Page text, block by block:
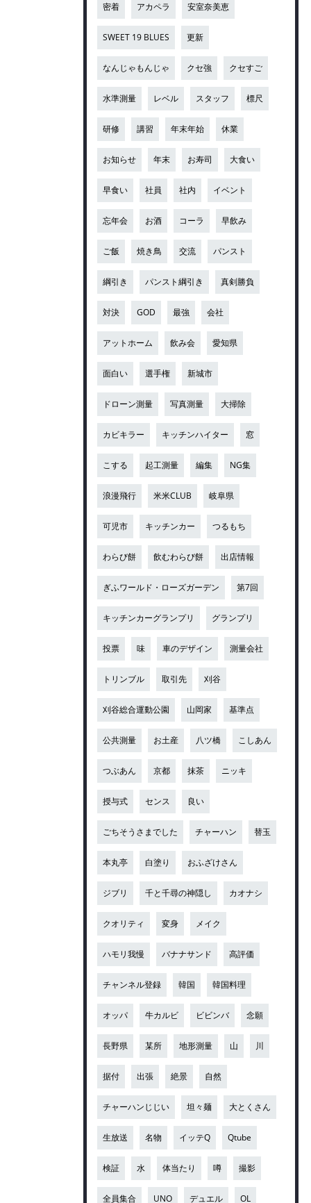
密着 アカペラ 安室奈美恵
SWEET 19 BLUES 更新
なんじゃもんじゃ クセ強 クセすご
水準測量 レベル スタッフ 標尺
研修 講習 年末年始 休業
お知らせ 年末 お寿司 大食い
早食い 社員 社内 イベント
忘年会 お酒 コーラ 早飲み
ご飯 焼き鳥 交流 パンスト
綱引き パンスト綱引き 真剣勝負
対決 GOD 最強 会社
アットホーム 飲み会 愛知県
面白い 選手権 新城市
ドローン測量 写真測量 大掃除
カビキラー キッチンハイター 窓
こする 起工測量 編集 NG集
浪漫飛行 米米CLUB 岐阜県
可児市 キッチンカー つるもち
わらび餅 飲むわらび餅 出店情報
ぎふワールド・ローズガーデン 第7回
キッチンカーグランプリ グランプリ
投票 味 車のデザイン 測量会社
トリンブル 取引先 刈谷
刈谷総合運動公園 山岡家 基準点
公共測量 お土産 八ツ橋 こしあん
つぶあん 京都 抹茶 ニッキ
授与式 センス 良い
ごちそうさまでした チャーハン 替玉
本丸亭 白塗り おふざけさん
ジブリ 千と千尋の神隠し カオナシ
クオリティ 変身 メイク
ハモリ我慢 バナナサンド 高評価
チャンネル登録 韓国 韓国料理
オッパ 牛カルビ ビビンバ 念願
長野県 某所 地形測量 山 川
据付 出張 絶景 自然
チャーハンじじい 坦々麺 大とくさん
生放送 名物 イッテQ Qtube
検証 水 体当たり 噂 撮影
全員集合 UNO デュエル OL